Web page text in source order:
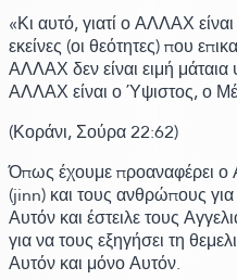
«Κι αυτό, γιατί ο ΑΛΛΑΧ
εκείνες(οι θεότητες)που
ΑΛΛΑΧ δεν είναι ειμή
ΑΛΛΑΧ είναι ο Ύψιστος, ο
(Κοράνι,Σούρα 22:62)
Όπως έχουμε προαναφέρει ο
(jinn)και τους ανθρώπους
Αυτόν και έστειλε τους
για να τους εξηγήσει τη
Αυτόν και μόνο Αυτόν.